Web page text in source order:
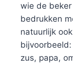
wie de
bedrukken
natuurlijk
zus, papa,